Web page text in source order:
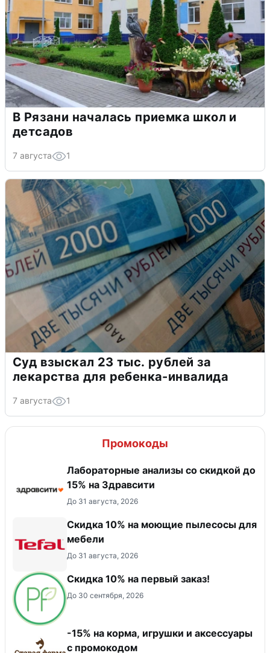
В Рязани началась приемка школ и
детсадов
7 августа 1
Суд взыскал 23 тыс. рублей за
лекарства для ребенка-инвалида
7 августа 1
Промокоды
Лабораторные анализы со скидкой до
15% на Здравсити
До 31 августа, 2026
Скидка 10% на моющие пылесосы для
мебели
До 31 августа, 2026
Скидка 10% на первый заказ!
До 30 сентября, 2026
-15% на корма, игрушки и аксессуары
с промокодом